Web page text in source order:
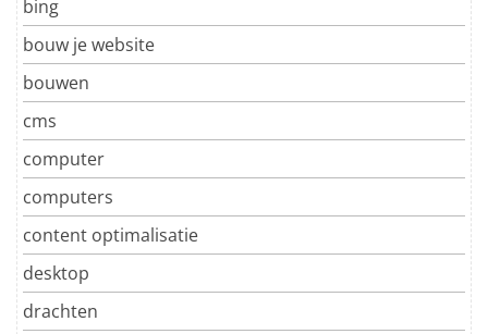
bing
bouw je website
bouwen
cms
computer
computers
content optimalisatie
desktop
drachten